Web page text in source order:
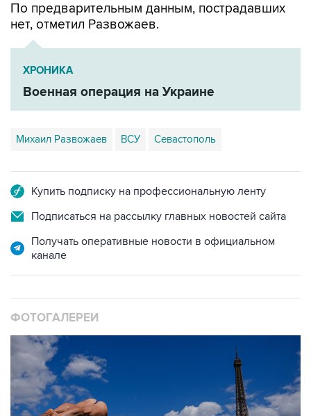
ХРОНИКА
Военная операция на Украине
Михаил Развожаев ВСУ Севастополь
Подписаться на рассылку главных новостей сайта
Получать оперативные новости в официальном